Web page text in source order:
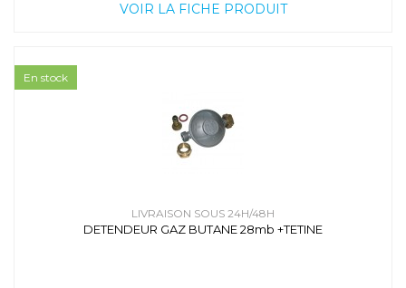
VOIR LA FICHE PRODUIT
LIVRAISON SOUS 24H/48H
DETENDEUR GAZ BUTANE 28mb +TETINE
En stock